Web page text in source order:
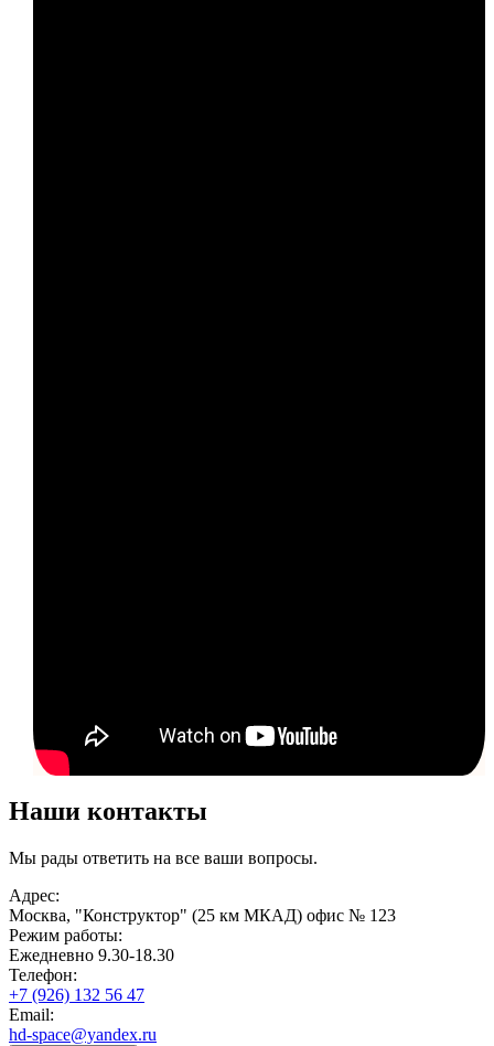
Наши контакты
Мы рады ответить на все ваши вопросы.
Адрес:
Москва, "Конструктор" (25 км МКАД) офис № 123
Режим работы:
Ежедневно 9.30-18.30
Телефон:
+7 (926) 132 56 47
Email:
hd-space@yandex.ru